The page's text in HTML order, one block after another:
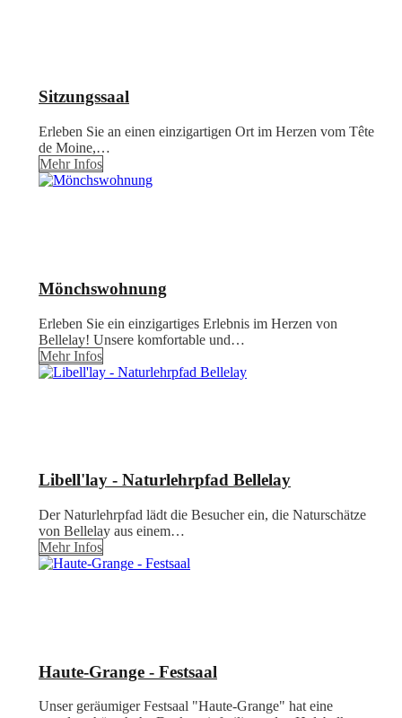
Sitzungssaal
Erleben Sie an einen einzigartigen Ort im Herzen vom Tête
de Moine,…
Mehr Infos
Mönchswohnung
Erleben Sie ein einzigartiges Erlebnis im Herzen von
Bellelay! Unsere komfortable und…
Mehr Infos
Libell'lay - Naturlehrpfad Bellelay
Der Naturlehrpfad lädt die Besucher ein, die Naturschätze
von Bellelay aus einem…
Mehr Infos
Haute-Grange - Festsaal
Unser geräumiger Festsaal "Haute-Grange" hat eine